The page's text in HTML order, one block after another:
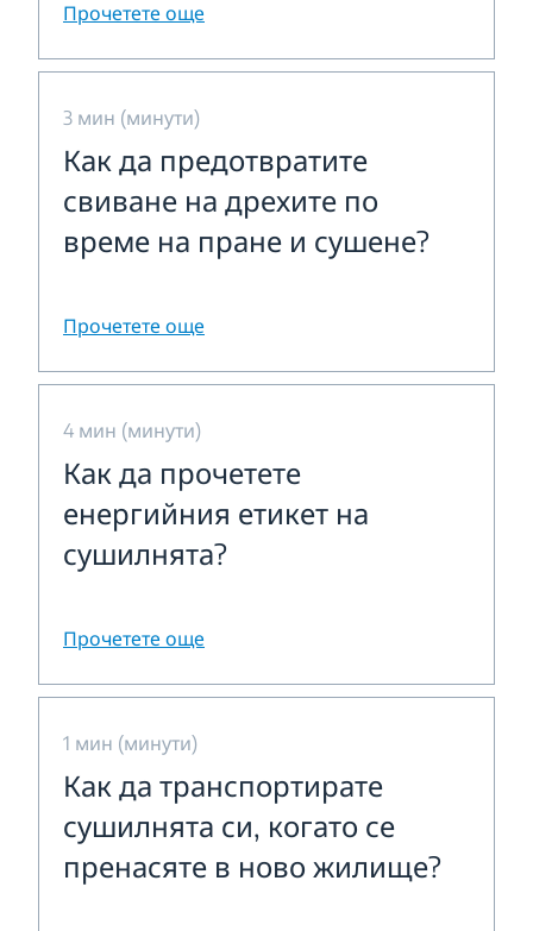
Прочетете още
3 мин (минути)
Как да предотвратите
свиване на дрехите по
време на пране и сушене?
Прочетете още
4 мин (минути)
Как да прочетете
енергийния етикет на
сушилнята?
Прочетете още
1 мин (минути)
Как да транспортирате
сушилнята си, когато се
пренасяте в ново жилище?